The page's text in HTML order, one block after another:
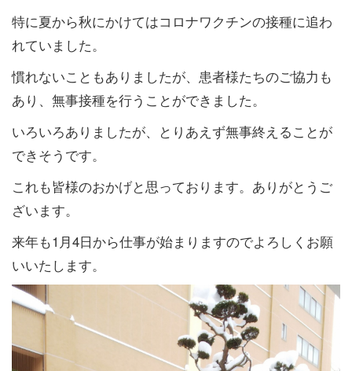
特に夏から秋にかけてはコロナワクチンの接種に追わ
れていました。
慣れないこともありましたが、患者様たちのご協力も
あり、無事接種を行うことができました。
いろいろありましたが、とりあえず無事終えることが
できそうです。
これも皆様のおかげと思っております。ありがとうご
ざいます。
来年も1月4日から仕事が始まりますのでよろしくお願
いいたします。